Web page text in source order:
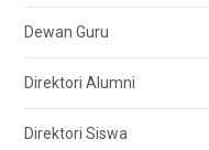
Dewan Guru
Direktori Alumni
Direktori Siswa